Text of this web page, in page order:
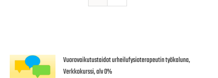
Vuorovaikutustaidot urheilufysioterapeutin työkaluna,
Verkkokurssi, alv 0%